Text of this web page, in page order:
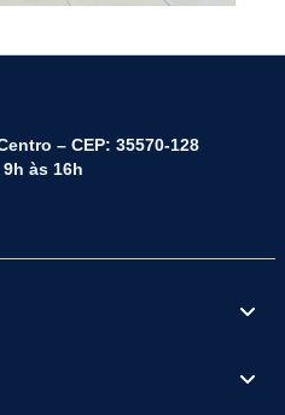
– CEP: 35570-128
às 16h